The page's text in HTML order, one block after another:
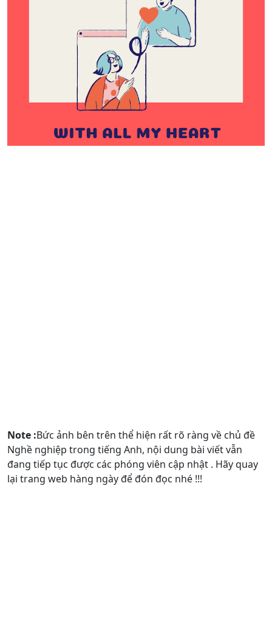
Note :Bức ảnh bên trên thể hiện rất rõ ràng về chủ đề
Nghề nghiệp trong tiếng Anh, nội dung bài viết vẫn
đang tiếp tục được các phóng viên cập nhật . Hãy quay
lại trang web hàng ngày để đón đọc nhé !!!